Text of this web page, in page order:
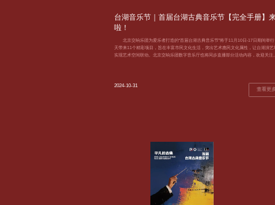
台湖音乐节｜首届台湖古典音乐节【完全手册】
啦！
北京交响乐团为爱乐者打造的“首届台湖古典音乐节”将于11月10日-17日期间举
天带来11个精彩项目，旨在丰富市民文化生活，突出艺术惠民文化属性，让台湖演艺
实现艺术空间联动。北京交响乐团数字音乐厅也将同步直播部分活动内容，欢迎关注
2024-10-31
查看更